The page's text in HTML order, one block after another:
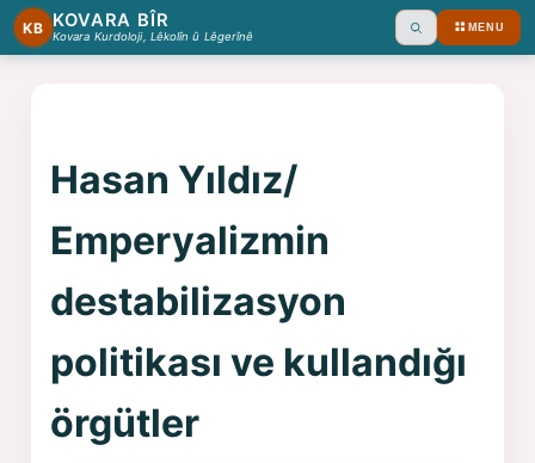
KB KOVARA BÎR
Kovara Kurdoloji, Lêkolîn û Lêgerînê Ara MENU
Hasan Yıldız/
Emperyalizmin
destabilizasyon
politikası ve kullandığı
örgütler